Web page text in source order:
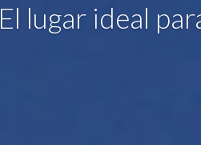
El lugar ideal